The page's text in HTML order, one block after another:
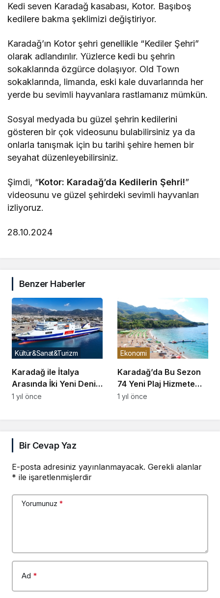
Kedi seven Karadağ kasabası, Kotor. Başıboş
kedilere bakma şeklimizi değiştiriyor.
Karadağ’ın Kotor şehri genellikle “Kediler Şehri”
olarak adlandırılır. Yüzlerce kedi bu şehrin
sokaklarında özgürce dolaşıyor. Old Town
sokaklarında, limanda, eski kale duvarlarında her
yerde bu sevimli hayvanlara rastlamanız mümkün.
Sosyal medyada bu güzel şehrin kedilerini
gösteren bir çok videosunu bulabilirsiniz ya da
onlarla tanışmak için bu tarihi şehire hemen bir
seyahat düzenleyebilirsiniz.
Şimdi, “Kotor: Karadağ’da Kedilerin Şehri!”
videosunu ve güzel şehirdeki sevimli hayvanları
izliyoruz.
28.10.2024
Benzer Haberler
Karadağ ile İtalya
Arasında İki Yeni Deniz
Rotası
Kültür&Sanat&Turizm
1 yıl önce
Karadağ’da Bu Sezon
74 Yeni Plaj Hizmete
Girecek
Ekonomi
1 yıl önce
Bir Cevap Yaz
E-posta adresiniz yayınlanmayacak. Gerekli alanlar
* ile işaretlenmişlerdir
Yorumunuz *
Ad *